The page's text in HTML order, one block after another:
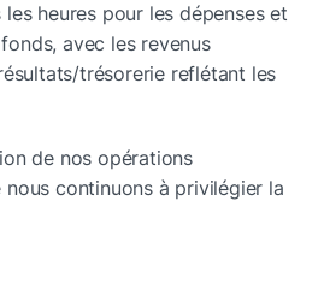
heures pour les dépenses et
avec les revenus
trésorerie reflétant les
de nos opérations
continuons à privilégier la